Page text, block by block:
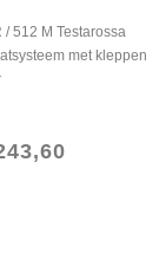
/ 512 M Testarossa
met kleppen